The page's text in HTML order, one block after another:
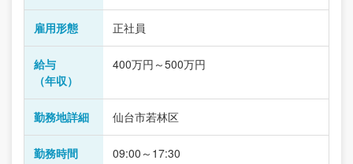
雇用形態 正社員
給与
（年収）
400万円～500万円
勤務地詳細 仙台市若林区
勤務時間 09:00～17:30